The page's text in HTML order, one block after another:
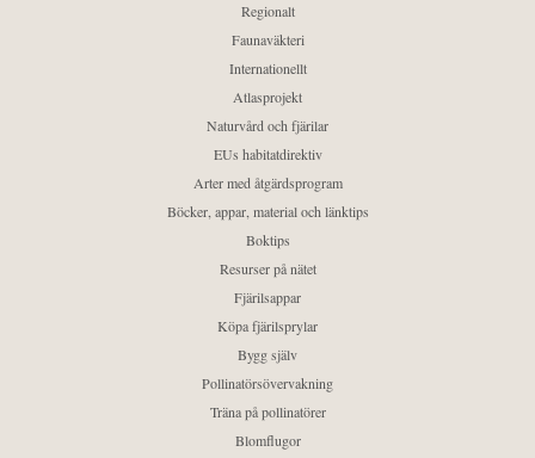
Regionalt
Faunaväkteri
Internationellt
Atlasprojekt
Naturvård och fjärilar
EUs habitatdirektiv
Arter med åtgärdsprogram
Böcker, appar, material och länktips
Boktips
Resurser på nätet
Fjärilsappar
Köpa fjärilsprylar
Bygg själv
Pollinatörsövervakning
Träna på pollinatörer
Blomflugor